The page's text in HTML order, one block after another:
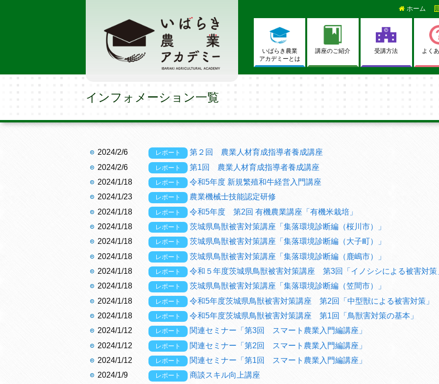
ホーム
いばらき農業
アカデミーとは
講座のご紹介 受講方法 よく
インフォメーション一覧
2024/2/6 レポート
第２回 農業人材育成指導者養成講座
2024/2/6
レポート
第1回 農業人材育成指導者養成講座
2024/1/18
レポート
令和5年度 新規繁殖和牛経営入門講座
2024/1/23
レポート
農業機械士技能認定研修
2024/1/18
レポート
令和5年度 第2回 有機農業講座「有機米栽培」
2024/1/18
レポート
茨城県鳥獣被害対策講座「集落環境診断編（桜川市）」
2024/1/18
レポート
茨城県鳥獣被害対策講座「集落環境診断編（大子町）」
2024/1/18
レポート
茨城県鳥獣被害対策講座「集落環境診断編（鹿嶋市）」
2024/1/18
レポート
令和５年度茨城県鳥獣被害対策講座 第3回「イノシシによる被害対策
2024/1/18
レポート
茨城県鳥獣被害対策講座「集落環境診断編（笠間市）」
2024/1/18
レポート
令和5年度茨城県鳥獣被害対策講座 第2回「中型獣による被害対策」
2024/1/18
レポート
令和5年度茨城県鳥獣被害対策講座 第1回「鳥獣害対策の基本」
2024/1/12
レポート
関連セミナー「第3回 スマート農業入門編講座」
2024/1/12
レポート
関連セミナー「第2回 スマート農業入門編講座」
2024/1/12
レポート
関連セミナー「第1回 スマート農業入門編講座」
2024/1/9
レポート
商談スキル向上講座